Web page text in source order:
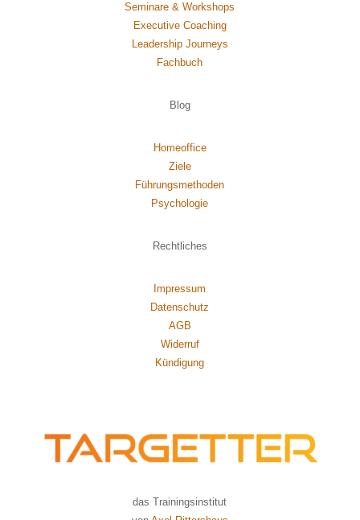
Seminare & Workshops
Executive Coaching
Leadership Journeys
Fachbuch
Blog
Homeoffice
Ziele
Führungsmethoden
Psychologie
Rechtliches
Impressum
Datenschutz
AGB
Widerruf
Kündigung
das Trainingsinstitut